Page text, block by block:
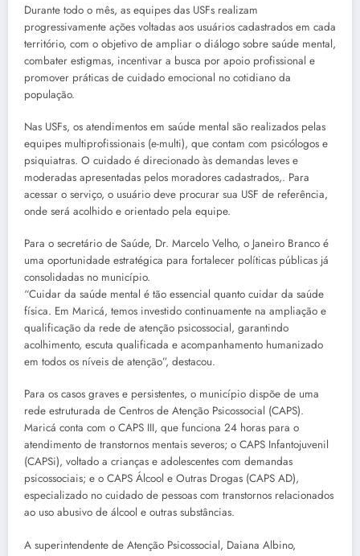
Durante todo o mês, as equipes das USFs realizam
progressivamente ações voltadas aos usuários cadastrados em cada
território, com o objetivo de ampliar o diálogo sobre saúde mental,
combater estigmas, incentivar a busca por apoio profissional e
promover práticas de cuidado emocional no cotidiano da
população.
Nas USFs, os atendimentos em saúde mental são realizados pelas
equipes multiprofissionais (e-multi), que contam com psicólogos e
psiquiatras. O cuidado é direcionado às demandas leves e
moderadas apresentadas pelos moradores cadastrados,. Para
acessar o serviço, o usuário deve procurar sua USF de referência,
onde será acolhido e orientado pela equipe.
Para o secretário de Saúde, Dr. Marcelo Velho, o Janeiro Branco é
uma oportunidade estratégica para fortalecer políticas públicas já
consolidadas no município.
“Cuidar da saúde mental é tão essencial quanto cuidar da saúde
física. Em Maricá, temos investido continuamente na ampliação e
qualificação da rede de atenção psicossocial, garantindo
acolhimento, escuta qualificada e acompanhamento humanizado
em todos os níveis de atenção”, destacou.
Para os casos graves e persistentes, o município dispõe de uma
rede estruturada de Centros de Atenção Psicossocial (CAPS).
Maricá conta com o CAPS III, que funciona 24 horas para o
atendimento de transtornos mentais severos; o CAPS Infantojuvenil
(CAPSi), voltado a crianças e adolescentes com demandas
psicossociais; e o CAPS Álcool e Outras Drogas (CAPS AD),
especializado no cuidado de pessoas com transtornos relacionados
ao uso abusivo de álcool e outras substâncias.
A superintendente de Atenção Psicossocial, Daiana Albino,